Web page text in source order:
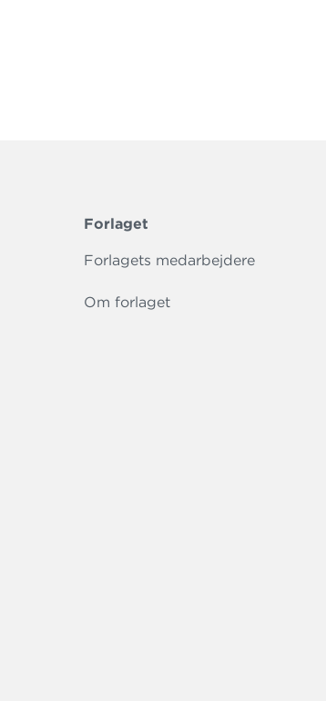
Forlaget
Forlagets medarbejdere
Om forlaget